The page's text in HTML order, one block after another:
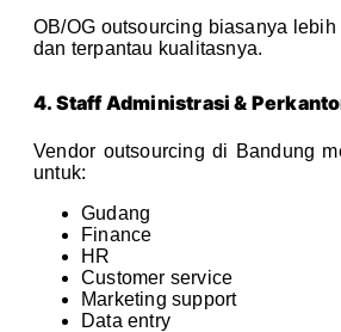
OB/OG outsourcing biasanya
dan terpantau kualitasnya.
4. Staff Administrasi &
Vendor outsourcing di Bandung
untuk:
Gudang
Finance
HR
Customer service
Marketing support
Data entry